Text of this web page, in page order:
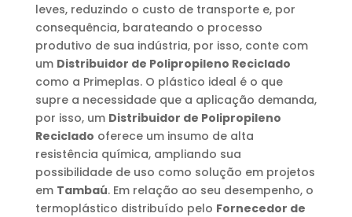
leves, reduzindo o custo de transporte e, por
consequência, barateando o processo
produtivo de sua indústria, por isso, conte com
um Distribuidor de Polipropileno Reciclado
como a Primeplas. O plástico ideal é o que
supre a necessidade que a aplicação demanda,
por isso, um Distribuidor de Polipropileno
Reciclado oferece um insumo de alta
resistência química, ampliando sua
possibilidade de uso como solução em projetos
em Tambaú. Em relação ao seu desempenho, o
termoplástico distribuído pelo Fornecedor de